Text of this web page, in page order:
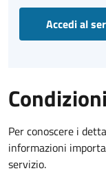
Accedi al
Per conoscere i
informazioni
servizio.